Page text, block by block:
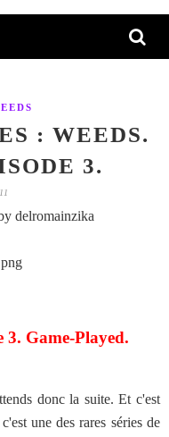
: WEEDS.
3.
delromainzika
3. Game-Played.
donc la suite. Et c'est
une des rares séries de